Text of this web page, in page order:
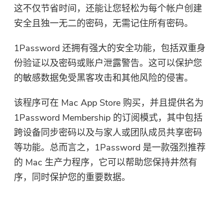
这不仅节省时间，还能让您轻松为每个帐户创建
安全且独一无二的密码，无需记住所有密码。
1Password 还拥有强大的安全功能，包括双重身
份验证以及密码或账户泄露警告。这可以保护您
的敏感数据免受黑客攻击和其他风险的侵害。
该程序可在 Mac App Store 购买，并且提供名为
1Password Membership 的订阅模式，其中包括
跨设备同步密码以及与家人或团队成员共享密码
等功能。总而言之，1Password 是一款强烈推荐
的 Mac 生产力程序，它可以帮助您保持井然有
序，同时保护您的重要数据。